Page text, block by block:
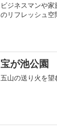
ビジネスマンや
のリフレッシュ空
宝が池公園
五山の送り火を望